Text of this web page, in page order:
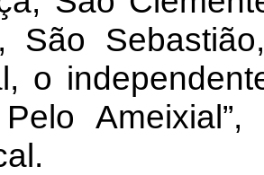
São
o
Pelo